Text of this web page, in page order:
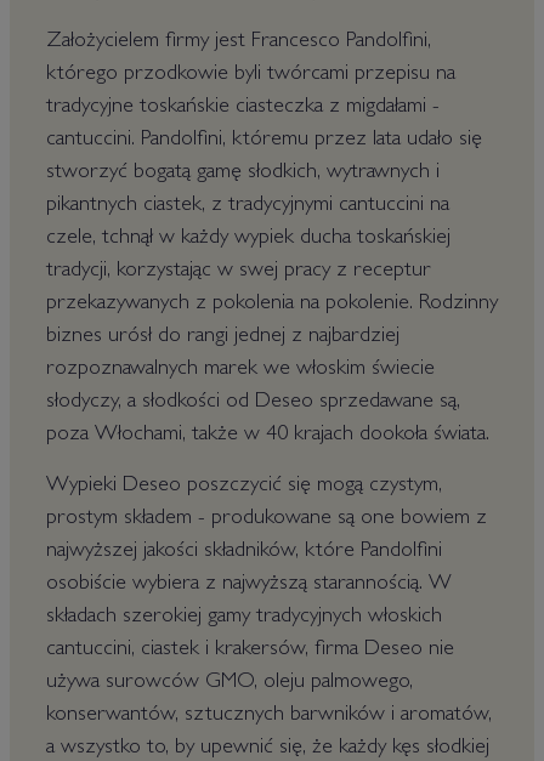
Założycielem firmy jest Francesco Pandolfini,
którego przodkowie byli twórcami przepisu na
tradycyjne toskańskie ciasteczka z migdałami -
cantuccini. Pandolfini, któremu przez lata udało się
stworzyć bogatą gamę słodkich, wytrawnych i
pikantnych ciastek, z tradycyjnymi cantuccini na
czele, tchnął w każdy wypiek ducha toskańskiej
tradycji, korzystając w swej pracy z receptur
przekazywanych z pokolenia na pokolenie. Rodzinny
biznes urósł do rangi jednej z najbardziej
rozpoznawalnych marek we włoskim świecie
słodyczy, a słodkości od Deseo sprzedawane są,
poza Włochami, także w 40 krajach dookoła świata.
Wypieki Deseo poszczycić się mogą czystym,
prostym składem - produkowane są one bowiem z
najwyższej jakości składników, które Pandolfini
osobiście wybiera z najwyższą starannością. W
składach szerokiej gamy tradycyjnych włoskich
cantuccini, ciastek i krakersów, firma Deseo nie
używa surowców GMO, oleju palmowego,
konserwantów, sztucznych barwników i aromatów,
a wszystko to, by upewnić się, że każdy kęs słodkiej